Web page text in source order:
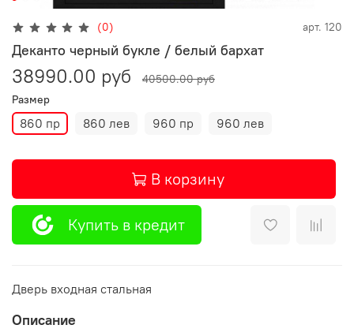
(0) арт. 120
Деканто черный букле / белый бархат
38990.00 руб
40500.00 руб
Размер
860 пр 860 лев 960 пр 960 лев
В корзину
Купить в кредит
Дверь входная стальная
Описание